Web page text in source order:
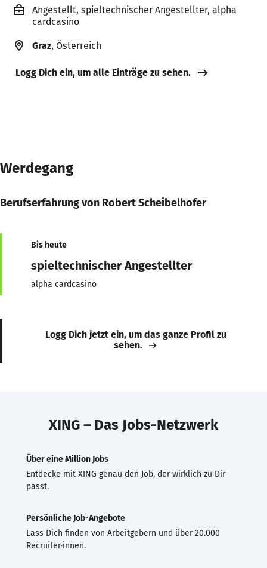
Angestellt, spieltechnischer Angestellter, alpha
cardcasino
Graz, Österreich
Logg Dich ein, um alle Einträge zu sehen.
Werdegang
Berufserfahrung von Robert Scheibelhofer
Bis heute
spieltechnischer Angestellter
alpha cardcasino
Logg Dich jetzt ein, um das ganze Profil zu
sehen.
XING – Das Jobs-Netzwerk
Über eine Million Jobs
Entdecke mit XING genau den Job, der wirklich zu Dir
passt.
Persönliche Job-Angebote
Lass Dich finden von Arbeitgebern und über 20.000
Recruiter·innen.